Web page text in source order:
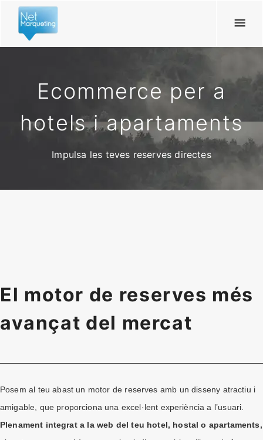
Ecommerce per a
hotels i apartaments
Impulsa les teves reserves directes
El motor de reserves més
avançat del mercat
Posem al teu abast un motor de reserves amb un disseny atractiu i
amigable, que proporciona una excel·lent experiència a l’usuari.
Plenament integrat a la web del teu hotel, hostal o apartaments,